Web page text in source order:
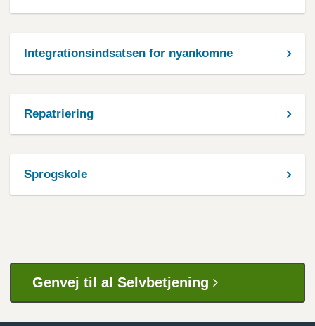
Integrationsindsatsen for nyankomne
Repatriering
Sprogskole
Genvej til al Selvbetjening